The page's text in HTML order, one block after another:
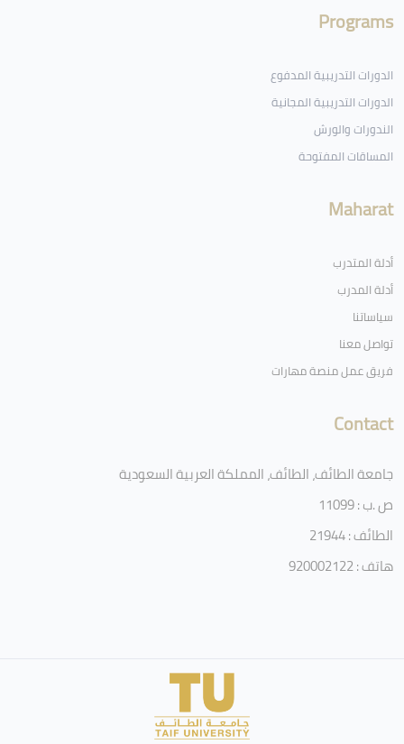
Programs
الدورات التدريبية المدفوع
الدورات التدريبية المجانية
الندورات والورش
المساقات المفتوحة
Maharat
أدلة المتدرب
أدلة المدرب
سياساتنا
تواصل معنا
فريق عمل منصة مهارات
Contact
جامعة الطائف، الطائف، المملكة العربية السعودية
ص .ب : 11099
الطائف : 21944
هاتف : 920002122